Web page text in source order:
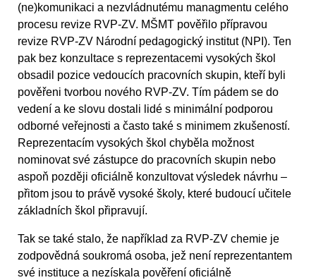
(ne)komunikaci a nezvládnutému managmentu celého
procesu revize RVP-ZV. MŠMT pověřilo přípravou
revize RVP-ZV Národní pedagogický institut (NPI). Ten
pak bez konzultace s reprezentacemi vysokých škol
obsadil pozice vedoucích pracovních skupin, kteří byli
pověřeni tvorbou nového RVP-ZV. Tím pádem se do
vedení a ke slovu dostali lidé s minimální podporou
odborné veřejnosti a často také s minimem zkušeností.
Reprezentacím vysokých škol chyběla možnost
nominovat své zástupce do pracovních skupin nebo
aspoň později oficiálně konzultovat výsledek návrhu –
přitom jsou to právě vysoké školy, které budoucí učitele
základních škol připravují.
Tak se také stalo, že například za RVP-ZV chemie je
zodpovědná soukromá osoba, jež není reprezentantem
své instituce a nezískala pověření oficiálně